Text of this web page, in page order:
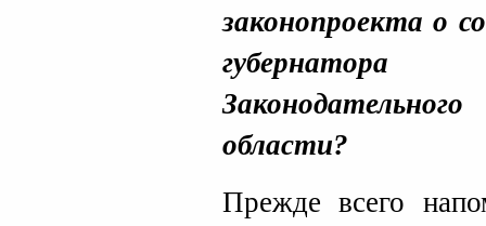
законопроекта о
области?
Прежде всего